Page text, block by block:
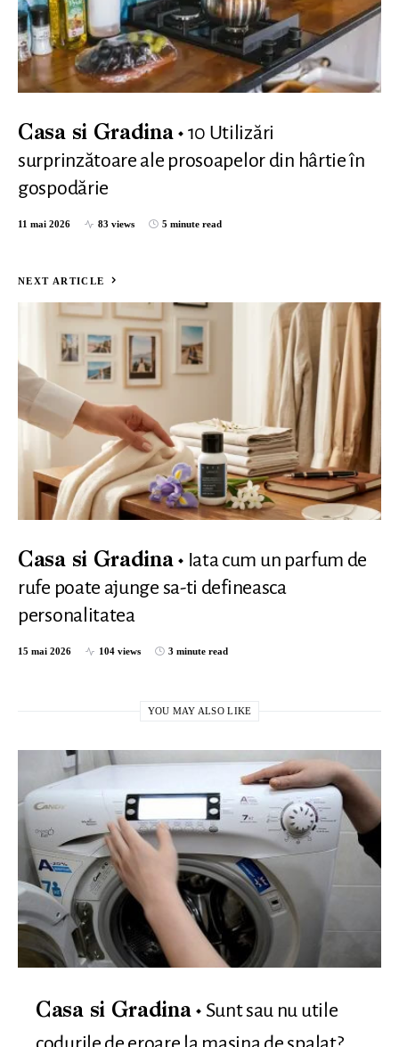
Casa si Gradina
10 Utilizări
surprinzătoare ale prosoapelor din hârtie în
gospodărie
11 mai 2026 83 views 5 minute read
NEXT ARTICLE
Casa si Gradina
Iata cum un parfum de
rufe poate ajunge sa-ti defineasca
personalitatea
15 mai 2026 104 views 3 minute read
YOU MAY ALSO LIKE
Casa si Gradina
Sunt sau nu utile